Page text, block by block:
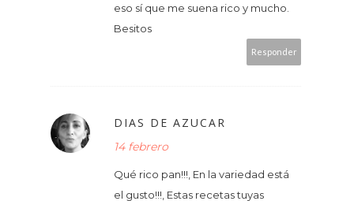
eso sí que me suena rico y mucho.
Besitos
Responder
DIAS DE AZUCAR
14 febrero
Qué rico pan!!!, En la variedad está
el gusto!!!, Estas recetas tuyas